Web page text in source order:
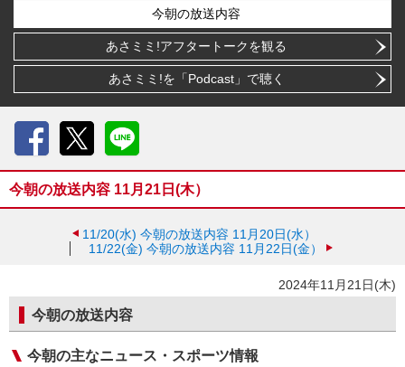
今朝の放送内容
あさミミ!アフタートークを観る
あさミミ!を「Podcast」で聴く
今朝の放送内容 11月21日(木）
11/20(水) 今朝の放送内容 11月20日(水）
11/22(金) 今朝の放送内容 11月22日(金）
2024年11月21日(木)
今朝の放送内容
今朝の主なニュース・スポーツ情報